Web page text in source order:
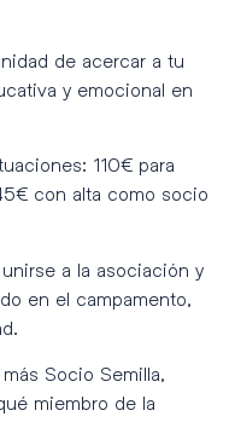
de acercar a tu
y emocional en
110€ para
con alta como socio
a la asociación y
en el campamento,
Socio Semilla,
miembro de la